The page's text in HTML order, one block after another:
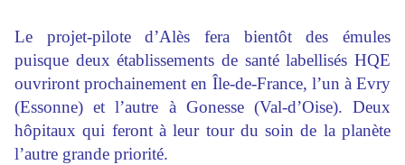
Le projet-pilote d’Alès fera bientôt des émules
puisque deux établissements de santé labellisés HQE
ouvriront prochainement en Île-de-France, l’un à Evry
(Essonne) et l’autre à Gonesse (Val-d’Oise). Deux
hôpitaux qui feront à leur tour du soin de la planète
l’autre grande priorité.